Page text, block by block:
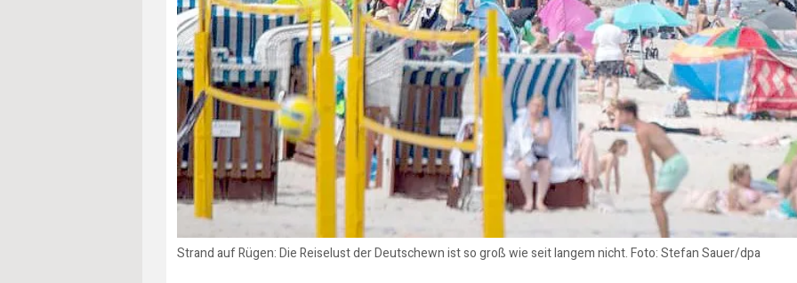
Strand auf Rügen: Die Reiselust der Deutschewn ist so groß wie seit langem nicht. Foto: Stefan Sauer/dpa